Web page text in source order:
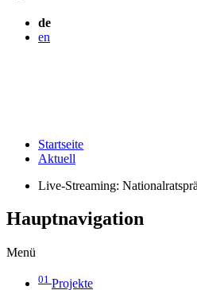
de
en
Startseite
Aktuell
Live-Streaming:
Hauptnavigation
Menü
01 Projekte